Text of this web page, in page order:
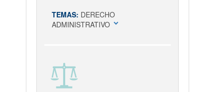
TEMAS: DERECHO
ADMINISTRATIVO expand_more